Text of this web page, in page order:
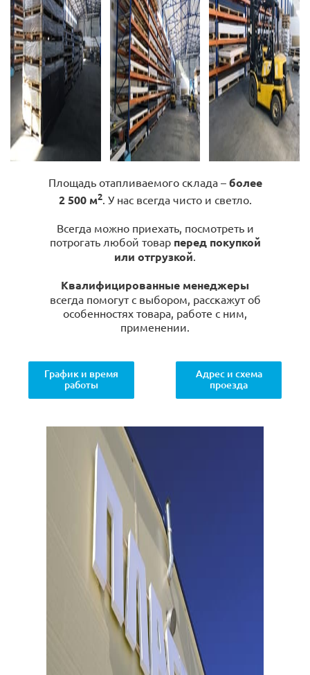
Площадь отапливаемого склада – более
2 500 м2. У нас всегда чисто и светло.
Всегда можно приехать, посмотреть и
потрогать любой товар перед покупкой
или отгрузкой.
Квалифицированные менеджеры
всегда помогут с выбором, расскажут об
особенностях товара, работе с ним,
применении.
График и время
работы
Адрес и схема
проезда